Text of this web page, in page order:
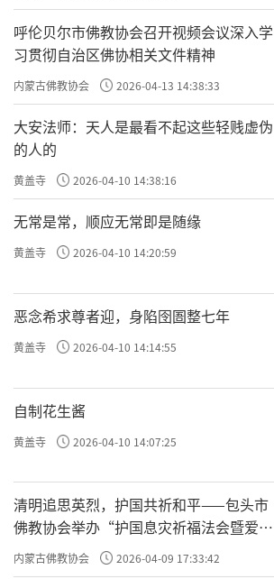
呼伦贝尔市佛教协会召开视频会议深入学
习贯彻自治区佛协相关文件精神
内蒙古佛教协会 2026-04-13 14:38:33
大安法师：天人是最看不起这些轻贱虚伪
的人的
黄盖寺 2026-04-10 14:38:16
无常是常，顺应无常即是随缘
黄盖寺 2026-04-10 14:20:59
恶念希求尊者迎，身陷囹圄整七年
黄盖寺 2026-04-10 14:14:55
自制花生酱
黄盖寺 2026-04-10 14:07:25
清明追思英烈，护国共祈和平——包头市
佛教协会举办“护国息灾祈福法会暨爱国
主义电影观影活动”
内蒙古佛教协会 2026-04-09 17:33:42